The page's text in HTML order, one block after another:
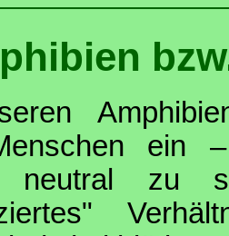
ein
neutral zu